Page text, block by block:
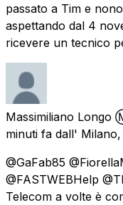
passato a Tim e
aspettando dal 4
ricevere un tecnico
Massimiliano Longo
minuti fa dall'
@GaFab85
@FASTWEBHelp
Telecom a volte è